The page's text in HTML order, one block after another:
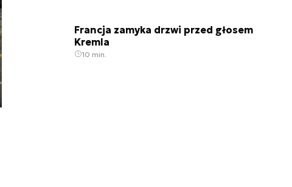
Francja zamyka drzwi przed głosem
Kremla
10 min.